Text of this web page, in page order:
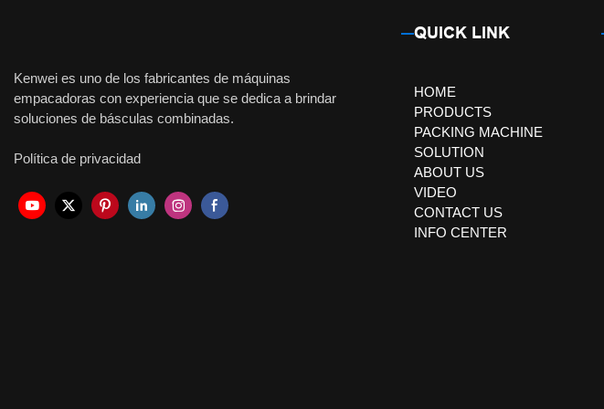
Kenwei es uno de los fabricantes de máquinas
empacadoras con experiencia que se dedica a brindar
soluciones de básculas combinadas.
Política de privacidad
QUICK LINK
HOME
PRODUCTS
PACKING MACHINE
SOLUTION
ABOUT US
VIDEO
CONTACT US
INFO CENTER